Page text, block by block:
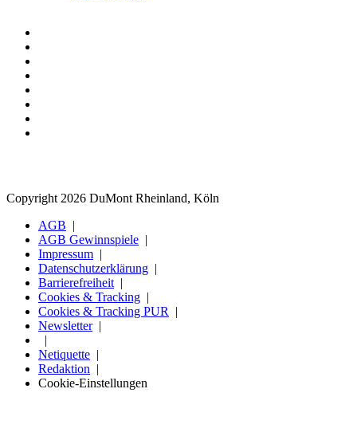
Copyright 2026 DuMont Rheinland, Köln
AGB
AGB Gewinnspiele
Impressum
Datenschutzerklärung
Barrierefreiheit
Cookies & Tracking
Cookies & Tracking PUR
Newsletter
Netiquette
Redaktion
Cookie-Einstellungen